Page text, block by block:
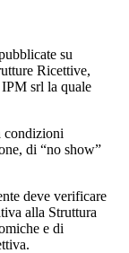
su
Ricettive,
srl la quale
condizioni
di “no show”
deve verificare
alla Struttura
e di